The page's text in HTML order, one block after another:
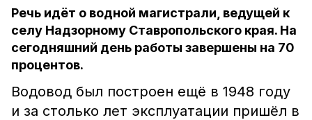
Речь идёт о водной магистрали, ведущей к
селу Надзорному Ставропольского края. На
сегодняшний день работы завершены на 70
процентов.
Водовод был построен ещё в 1948 году
и за столько лет эксплуатации пришёл в